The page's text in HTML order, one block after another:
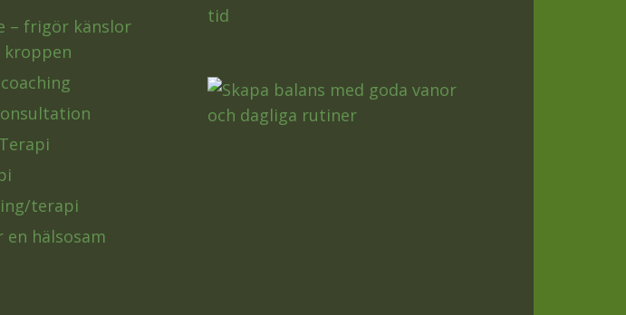
– frigör känslor
terapi
hälsosam